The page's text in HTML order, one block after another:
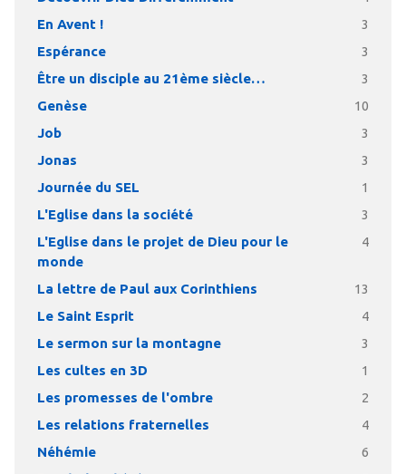
En Avent ! 3
Espérance 3
Être un disciple au 21ème siècle… 3
Genèse 10
Job 3
Jonas 3
Journée du SEL 1
L'Eglise dans la société 3
L'Eglise dans le projet de Dieu pour le
monde
4
La lettre de Paul aux Corinthiens 13
Le Saint Esprit 4
Le sermon sur la montagne 3
Les cultes en 3D 1
Les promesses de l'ombre 2
Les relations fraternelles 4
Néhémie 6